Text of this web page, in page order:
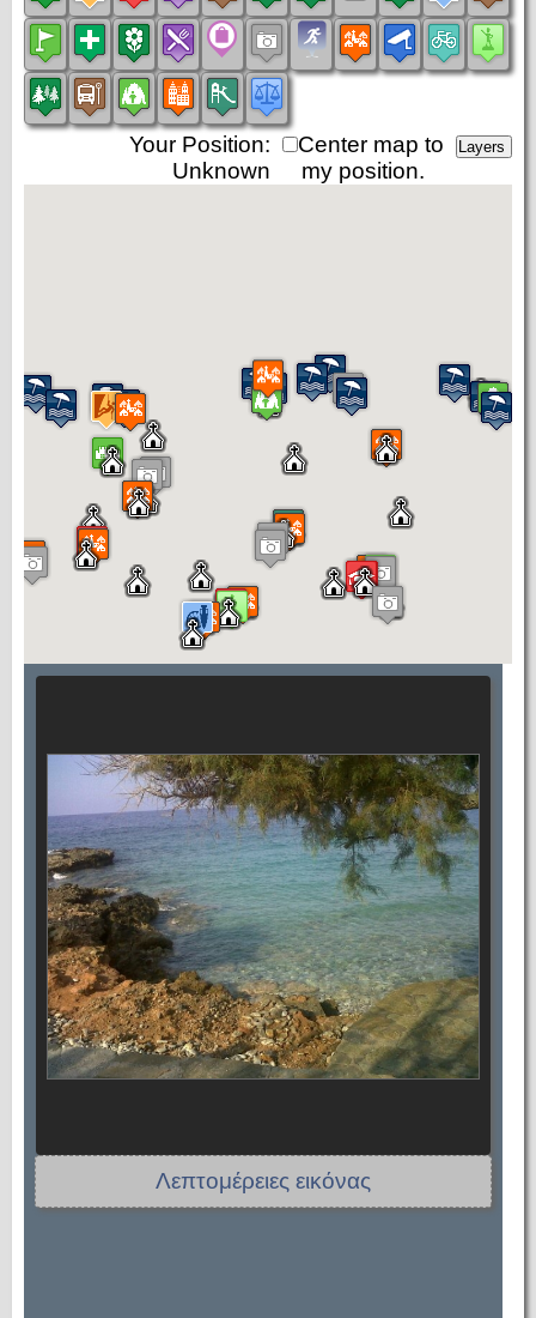
Center map to
my position.
Your Position:
Unknown
Λεπτομέρειες εικόνας